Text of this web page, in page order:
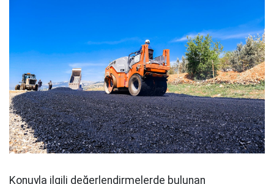
Konuyla ilgili değerlendirmelerde bulunan